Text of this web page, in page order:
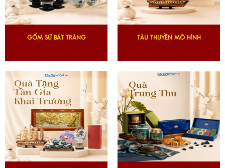
GỐM SỨ BÁT TRÀNG TÀU THUYỀN MÔ HÌNH